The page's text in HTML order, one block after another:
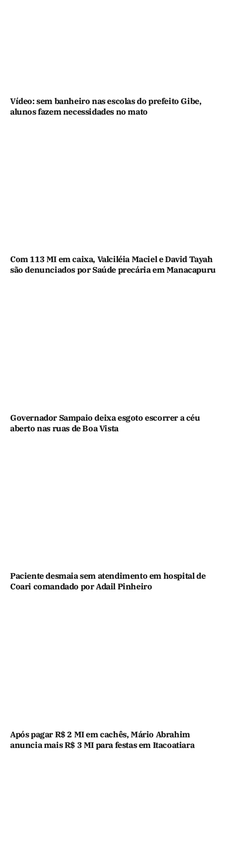
Vídeo: sem banheiro nas escolas do prefeito Gibe,
alunos fazem necessidades no mato
Com 113 MI em caixa, Valciléia Maciel e David Tayah
são denunciados por Saúde precária em Manacapuru
Governador Sampaio deixa esgoto escorrer a céu
aberto nas ruas de Boa Vista
Paciente desmaia sem atendimento em hospital de
Coari comandado por Adail Pinheiro
Após pagar R$ 2 MI em cachês, Mário Abrahim
anuncia mais R$ 3 MI para festas em Itacoatiara